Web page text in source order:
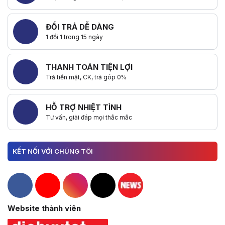
ĐỔI TRẢ DỄ DÀNG
1 đổi 1 trong 15 ngày
THANH TOÁN TIỆN LỢI
Trả tiền mặt, CK, trả góp 0%
HỖ TRỢ NHIỆT TÌNH
Tư vấn, giải đáp mọi thắc mắc
KẾT NỐI VỚI CHÚNG TÔI
Hacom Facebook
Hacom YouTube
Hacom Instagram
Hacom TikTok
Website thành viên